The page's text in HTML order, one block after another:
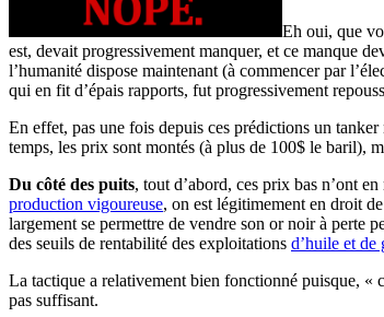
Eh oui, que
est, devait progressivement manquer, et ce manque
l’humanité dispose maintenant (à commencer par
qui en fit d’épais rapports, fut progressivement
En effet, pas une fois depuis ces prédictions un tanker
temps, les prix sont montés (à plus de 100$ le baril),
Du côté des puits, tout d’abord, ces prix bas n’ont
production vigoureuse, on est légitimement en droit
largement se permettre de vendre son or noir à perte
des seuils de rentabilité des exploitations d’huile et de
La tactique a relativement bien fonctionné puisque, «
pas suffisant.